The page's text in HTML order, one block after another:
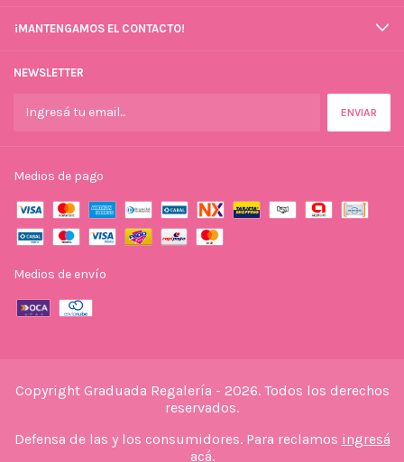
¡MANTENGAMOS EL CONTACTO!
NEWSLETTER
Medios de pago
Medios de envío
Copyright Graduada Regalería - 2026. Todos los derechos
reservados.
Defensa de las y los consumidores. Para reclamos ingresá
acá.